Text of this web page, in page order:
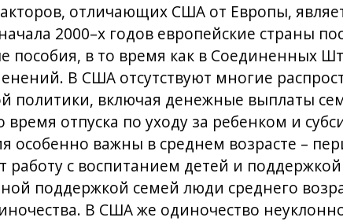
отличающих США от Европы,
2000–х годов европейские страны
пособия, в то время как в Соединенных
В США отсутствуют многие
политики, включая денежные выплаты
время отпуска по уходу за ребенком и
особенно важны в среднем возрасте –
работу с воспитанием детей и
поддержкой семей люди среднего
В США же одиночество